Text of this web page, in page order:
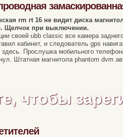
rm rt 16 не видит диска
Щелчок при выключении.
своей ubb classic все камера
кабинет, и следователь gps
Прослушка мобильного
Штатная магнитола phantom dvm
чтобы